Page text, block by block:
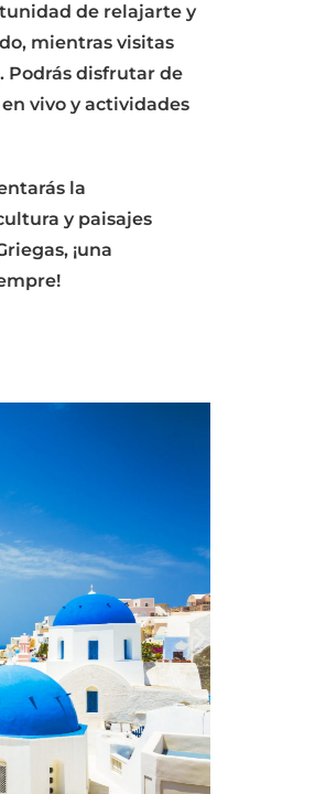
de relajarte y
mientras visitas
Podrás disfrutar de
vivo y actividades
la
y paisajes
¡una